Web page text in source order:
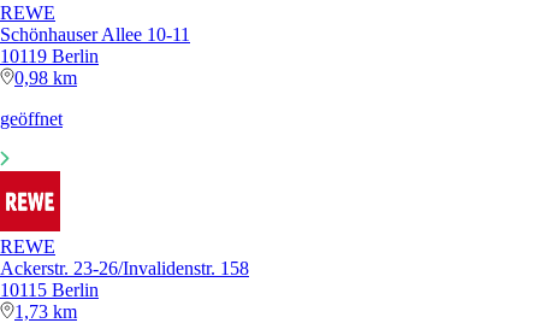
REWE
Schönhauser Allee 10-11
10119 Berlin
0,98 km
geöffnet
REWE
Ackerstr. 23-26/Invalidenstr. 158
10115 Berlin
1,73 km